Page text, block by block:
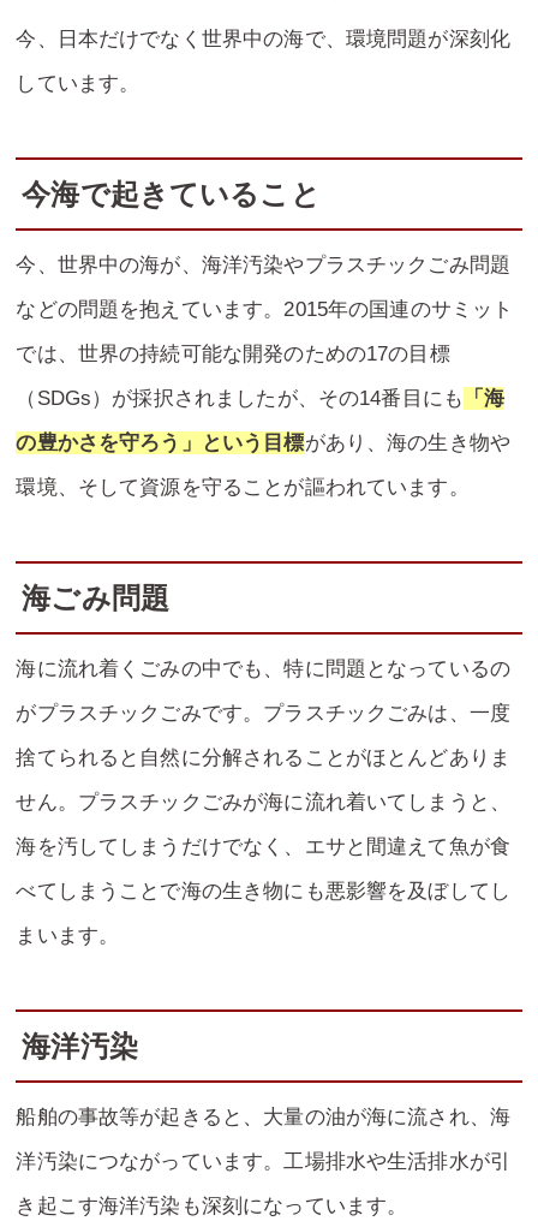
今、日本だけでなく世界中の海で、環境問題が深刻化
しています。
今海で起きていること
今、世界中の海が、海洋汚染やプラスチックごみ問題
などの問題を抱えています。2015年の国連のサミット
では、世界の持続可能な開発のための17の目標
（SDGs）が採択されましたが、その14番目にも
「海
の豊かさを守ろう」という目標があり、海の生き物や
環境、そして資源を守ることが謳われています。
海ごみ問題
海に流れ着くごみの中でも、特に問題となっているの
がプラスチックごみです。プラスチックごみは、一度
捨てられると自然に分解されることがほとんどありま
せん。プラスチックごみが海に流れ着いてしまうと、
海を汚してしまうだけでなく、エサと間違えて魚が食
べてしまうことで海の生き物にも悪影響を及ぼしてし
まいます。
海洋汚染
船舶の事故等が起きると、大量の油が海に流され、海
洋汚染につながっています。工場排水や生活排水が引
き起こす海洋汚染も深刻になっています。